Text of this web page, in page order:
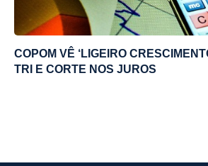
COPOM VÊ ‘LIGEIRO
TRI E CORTE NOS JUROS